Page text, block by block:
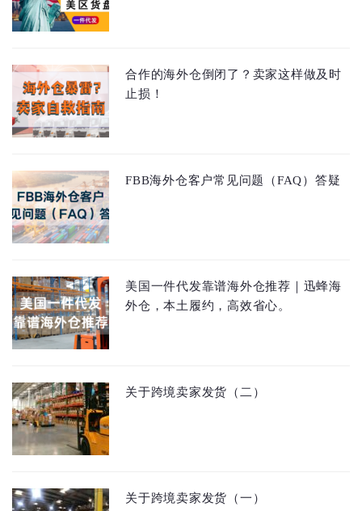
合作的海外仓倒闭了？卖家这样做及时
止损！
FBB海外仓客户常见问题（FAQ）答疑
美国一件代发靠谱海外仓推荐｜迅蜂海
外仓，本土履约，高效省心。
关于跨境卖家发货（二）
关于跨境卖家发货（一）